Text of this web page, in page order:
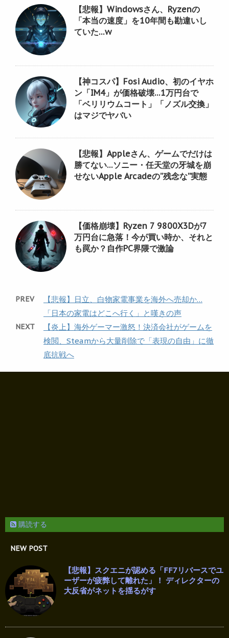
【悲報】Windowsさん、Ryzenの
「本当の速度」を10年間も勘違いし
ていた…w
【神コスパ】Fosi Audio、初のイヤホ
ン「IM4」が価格破壊…1万円台で
「ベリリウムコート」「ノズル交換」
はマジでヤバい
【悲報】Appleさん、ゲームでだけは
勝てない…ソニー・任天堂の牙城を崩
せないApple Arcadeの”残念な”実態
【価格崩壊】Ryzen 7 9800X3Dが7
万円台に急落！今が買い時か、それと
も罠か？自作PC界隈で激論
PREV
【悲報】日立、白物家電事業を海外へ売却か…
「日本の家電はどこへ行く」と嘆きの声
NEXT
【炎上】海外ゲーマー激怒！決済会社がゲームを
検閲、Steamから大量削除で「表現の自由」に徹
底抗戦へ
購読する
NEW POST
【悲報】スクエニが認める「FF7リバースでユ
ーザーが疲弊して離れた」！ ディレクターの
大反省がネットを揺るがす